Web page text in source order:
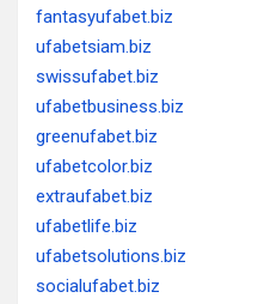
fantasyufabet.biz
ufabetsiam.biz
swissufabet.biz
ufabetbusiness.biz
greenufabet.biz
ufabetcolor.biz
extraufabet.biz
ufabetlife.biz
ufabetsolutions.biz
socialufabet.biz